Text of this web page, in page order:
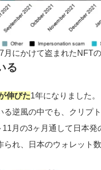
月にかけて盗まれたNFT
る
伸びた1年になりました。
逆風の中でも、クリプ
月の3ヶ月通して日本
れ、日本のウォレット